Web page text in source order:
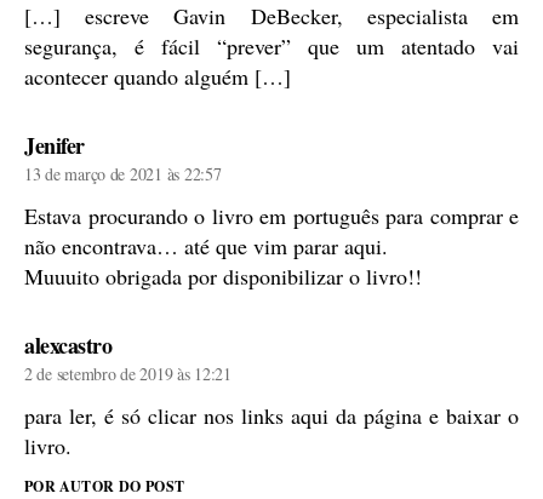
[…] escreve Gavin DeBecker, especialista em
segurança, é fácil “prever” que um atentado vai
acontecer quando alguém […]
Jeniferdiz:
13 de março de 2021 às 22:57
Estava procurando o livro em português para comprar e
não encontrava… até que vim parar aqui.
Muuuito obrigada por disponibilizar o livro!!
alexcastrodiz:
2 de setembro de 2019 às 12:21
para ler, é só clicar nos links aqui da página e baixar o
livro.
POR AUTOR DO POST